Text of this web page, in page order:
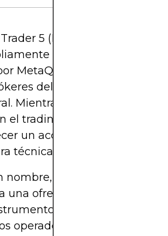
5 (MT5) son
utilizadas en los
MetaQuotes Software,
del mercado de forex,
Mientras que MT4 se lanzó
el trading de forex, MT5 se
un acceso más amplio al
técnica mejorada.
MT4 y MT5 no son
una ofrece diferentes casos
de trading del
operadores de forex